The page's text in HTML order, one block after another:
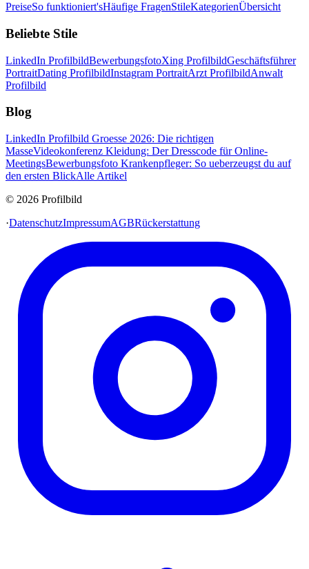
PreiseSo funktioniert'sHäufige FragenStileKategorienÜbersicht
Beliebte Stile
LinkedIn ProfilbildBewerbungsfotoXing ProfilbildGeschäftsführer
PortraitDating ProfilbildInstagram PortraitArzt ProfilbildAnwalt
Profilbild
Blog
LinkedIn Profilbild Groesse 2026: Die richtigen
MasseVideokonferenz Kleidung: Der Dresscode für Online-
MeetingsBewerbungsfoto Krankenpfleger: So ueberzeugst du auf
den ersten BlickAlle Artikel
© 2026 Profilbild
·DatenschutzImpressumAGBRückerstattung